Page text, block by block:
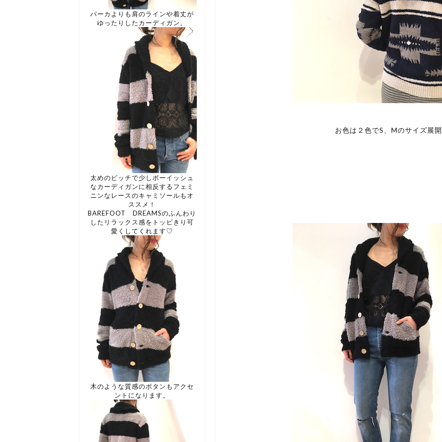
お色は２色でS、Mのサイズ展
パーカよりも肩のラインや着丈が
ゆったりしたカーディガン。
太めのピッチで少しボーイッシュ
なカーディガンに相反するフェミ
ニンなレースのキャミソールもオ
ススメ！
BAREFOOT DREAMSのふんわり
したリラックス感をトッビきり可
愛くしてくれます♡
木のような質感のボタンもアクセ
ントになります。